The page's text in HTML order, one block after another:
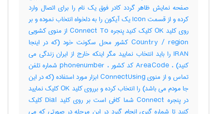
صفحه نمایش ظاهر گردد کادر فوق یک نام را برای اتصال وارد
کرده و از قسمت Icon یک آیکون را به دلخواه انتخاب نموده و بر
روی کلید OK کلیک کنید پنجره Connect To از منوی کشویی
Country / region کشور محل سکونت خود (که در اینجا
IRAN را باید انتخاب نمایید مگر اینکه خارج از ایران زندگی می
کنید) ، AreaCode کد کشور ، phonenumber شماره تلفن
تماس و از منوی ConnectUsing ابزار مورد استفاده (که در این
جا مودم می باشد) را انتخاب کرده و برروی کلید OK کلیک نمایید
در پنجره Connect شما کافی است بر روی کلید Dial کلیک